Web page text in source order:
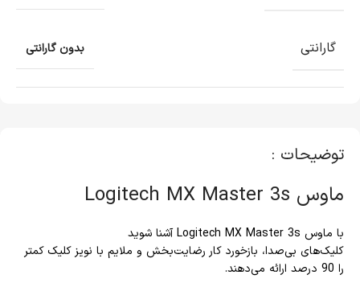
توضیحات :
ماوس Logitech MX Master 3s
با ماوس Logitech MX Master 3s آشنا شوید
کلیک‌های بی‌صدا، بازخورد کار رضایت‌بخش و ملایم با نویز کلیک کمتر
را 90 درصد ارائه می‌دهند.
گارانتی بدون گارانتی